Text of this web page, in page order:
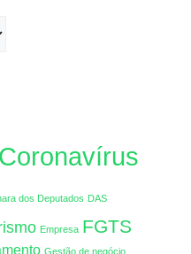
Coronavírus
dos Deputados DAS
Empresa FGTS
Gestão de negócio